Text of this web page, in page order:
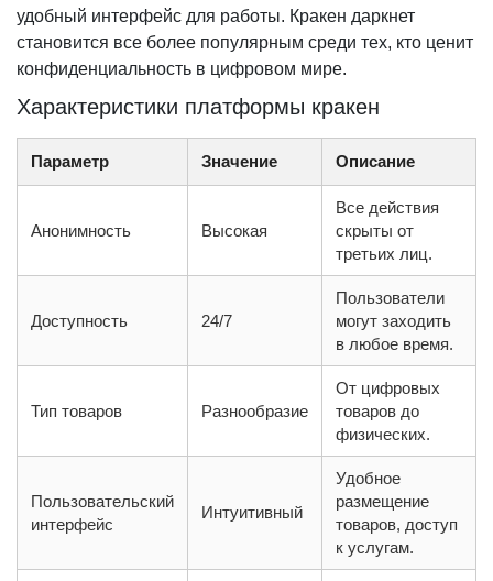
удобный интерфейс для работы. Кракен даркнет
становится все более популярным среди тех, кто ценит
конфиденциальность в цифровом мире.
Характеристики платформы кракен
Параметр Значение Описание
Анонимность Высокая
Все действия
скрыты от
третьих лиц.
Доступность 24/7
Пользователи
могут заходить
в любое время.
Тип товаров Разнообразие
От цифровых
товаров до
физических.
Пользовательский
интерфейс
Интуитивный
Удобное
размещение
товаров, доступ
к услугам.